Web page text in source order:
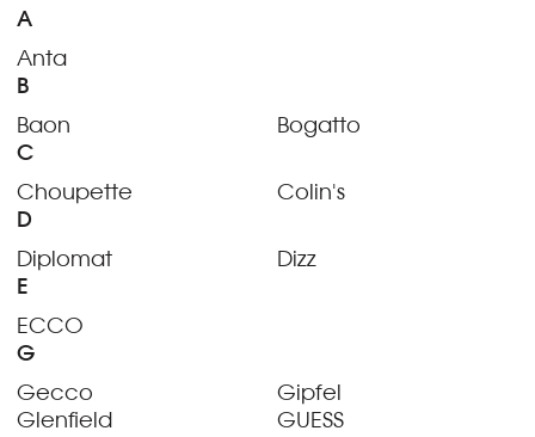
A
Anta
B
Baon
Bogatto
C
Choupette
Colin's
D
Diplomat
Dizz
E
ECCO
G
Gecco
Gipfel
Glenfield
GUESS